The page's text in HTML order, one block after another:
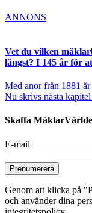
ANNONS
Vet du vilken
längst? I 145 år för
Med anor från 1881
Nu skrivs nästa
Skaffa
E-mail
Prenumerera
Genom att klicka på
och använder dina